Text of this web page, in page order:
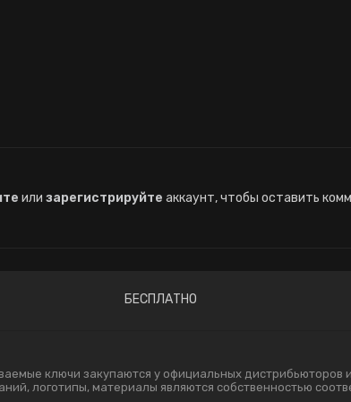
или зарегистрируйте аккаунт, чтобы оставить
БЕСПЛАТНО
ключи закупаются у официальных дистрибьюторов
логотипы, материалы являются собственностью